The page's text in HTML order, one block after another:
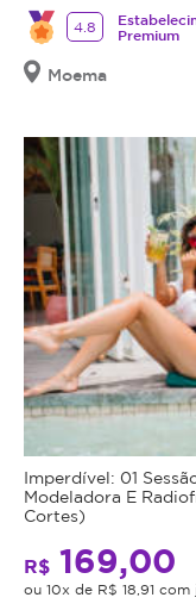
4.8
Premium
Moema
Imperdível: 01
Modeladora E
Cortes)
R$ 169,00
ou 10x de R$ 18,91 com